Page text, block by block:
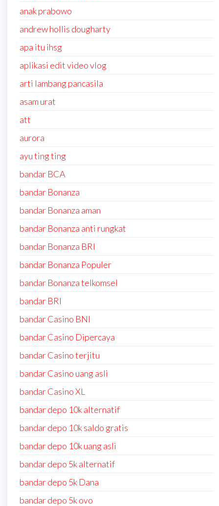
anak prabowo
andrew hollis dougharty
apa itu ihsg
aplikasi edit video vlog
arti lambang pancasila
asam urat
att
aurora
ayu ting ting
bandar BCA
bandar Bonanza
bandar Bonanza aman
bandar Bonanza anti rungkat
bandar Bonanza BRI
bandar Bonanza Populer
bandar Bonanza telkomsel
bandar BRI
bandar Casino BNI
bandar Casino Dipercaya
bandar Casino terjitu
bandar Casino uang asli
bandar Casino XL
bandar depo 10k alternatif
bandar depo 10k saldo gratis
bandar depo 10k uang asli
bandar depo 5k alternatif
bandar depo 5k Dana
bandar depo 5k ovo